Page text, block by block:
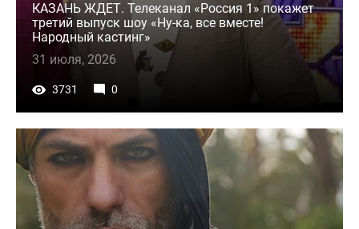
КАЗАНЬ ЖДЕТ. Телеканал «Россия 1» покажет
третий выпуск шоу «Ну-ка, все вместе!
Народный кастинг»
31 июля, 2026
3731 0